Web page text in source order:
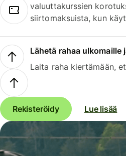
valuuttakurssien
siirtomaksuista, kun
Lähetä rahaa ulkomaille
Laita raha kiertämään,
Rekisteröidy Lue lisää